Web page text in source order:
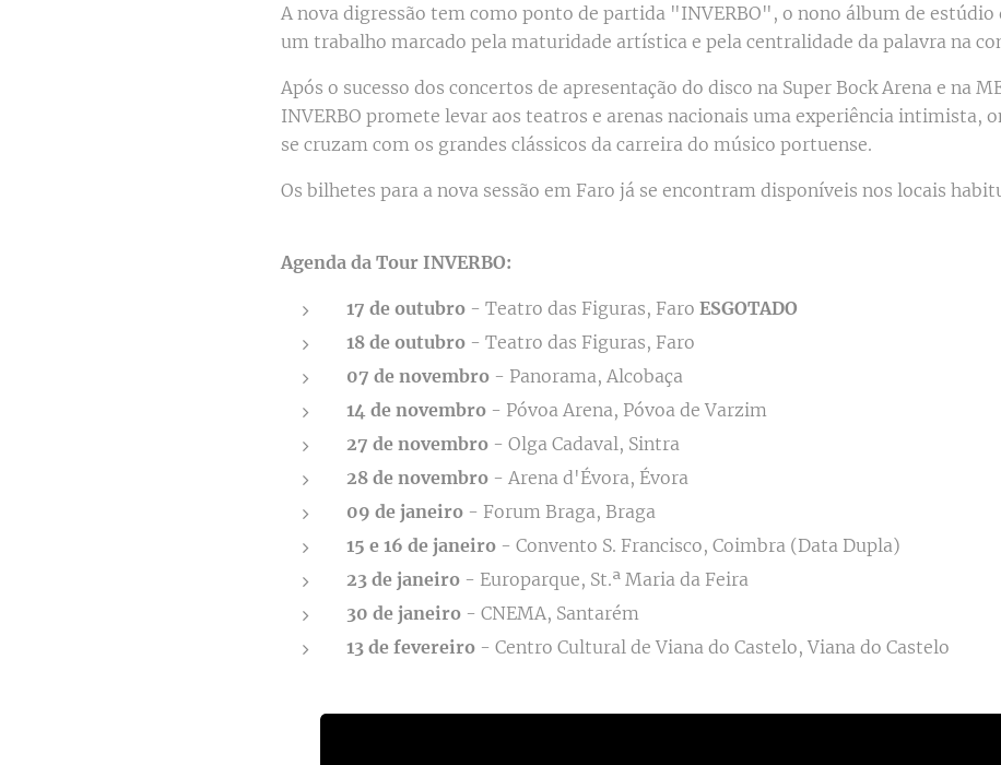
A nova digressão tem como ponto de partida "INVERBO", o nono álbum de estúdio
um trabalho marcado pela maturidade artística e pela centralidade da palavra na
Após o sucesso dos concertos de apresentação do disco na Super Bock Arena e na
INVERBO promete levar aos teatros e arenas nacionais uma experiência intimista,
se cruzam com os grandes clássicos da carreira do músico portuense.
Os bilhetes para a nova sessão em Faro já se encontram disponíveis nos locais
Agenda da Tour INVERBO:
17 de outubro - Teatro das Figuras, Faro ESGOTADO
18 de outubro - Teatro das Figuras, Faro
07 de novembro - Panorama, Alcobaça
14 de novembro - Póvoa Arena, Póvoa de Varzim
27 de novembro - Olga Cadaval, Sintra
28 de novembro - Arena d'Évora, Évora
09 de janeiro - Forum Braga, Braga
15 e 16 de janeiro - Convento S. Francisco, Coimbra (Data Dupla)
23 de janeiro - Europarque, St.ª Maria da Feira
30 de janeiro - CNEMA, Santarém
13 de fevereiro - Centro Cultural de Viana do Castelo, Viana do Castelo